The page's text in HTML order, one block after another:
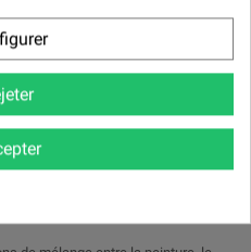
et machines nécessitant une
pour les retouches et le